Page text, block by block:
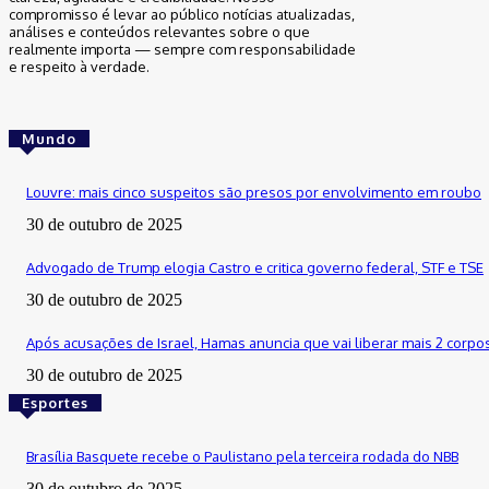
compromisso é levar ao público notícias atualizadas,
análises e conteúdos relevantes sobre o que
realmente importa — sempre com responsabilidade
e respeito à verdade.
Mundo
Louvre: mais cinco suspeitos são presos por envolvimento em roubo
30 de outubro de 2025
Advogado de Trump elogia Castro e critica governo federal, STF e TSE
30 de outubro de 2025
Após acusações de Israel, Hamas anuncia que vai liberar mais 2
30 de outubro de 2025
Esportes
Brasília Basquete recebe o Paulistano pela terceira rodada do NBB